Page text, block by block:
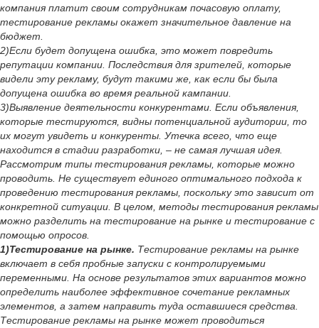
компания платит своим сотрудникам почасовую оплату,
тестирование рекламы окажет значительное давление на
бюджет.
2)Если будет допущена ошибка, это может повредить
репутации компании. Последствия для зрителей, которые
видели эту рекламу, будут такими же, как если бы была
допущена ошибка во время реальной кампании.
3)Выявление деятельности конкурентами. Если объявления,
которые тестируются, видны потенциальной аудитории, то
их могут увидеть и конкуренты. Утечка всего, что еще
находится в стадии разработки, – не самая лучшая идея.
Рассмотрим типы тестирования рекламы, которые можно
проводить. Не существует единого оптимального подхода к
проведению тестирования рекламы, поскольку это зависит от
конкретной ситуации. В целом, методы тестирования рекламы
можно разделить на тестирование на рынке и тестирование с
помощью опросов.
1)Тестирование на рынке. Тестирование рекламы на рынке
включает в себя пробные запуски с контролируемыми
переменными. На основе результатов этих вариантов можно
определить наиболее эффективное сочетание рекламных
элементов, а затем направить туда оставшиеся средства.
Тестирование рекламы на рынке может проводиться